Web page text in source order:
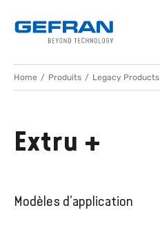
Home Produits Legacy Products
Extru +
Modèles d’application